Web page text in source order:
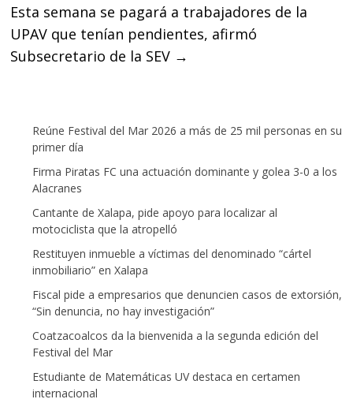
Esta semana se pagará a trabajadores de la
UPAV que tenían pendientes, afirmó
Subsecretario de la SEV →
Reúne Festival del Mar 2026 a más de 25 mil personas en su
primer día
Firma Piratas FC una actuación dominante y golea 3-0 a los
Alacranes
Cantante de Xalapa, pide apoyo para localizar al
motociclista que la atropelló
Restituyen inmueble a víctimas del denominado “cártel
inmobiliario” en Xalapa
Fiscal pide a empresarios que denuncien casos de extorsión,
“Sin denuncia, no hay investigación”
Coatzacoalcos da la bienvenida a la segunda edición del
Festival del Mar
Estudiante de Matemáticas UV destaca en certamen
internacional